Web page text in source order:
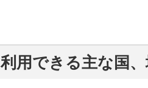
利用できる主な国